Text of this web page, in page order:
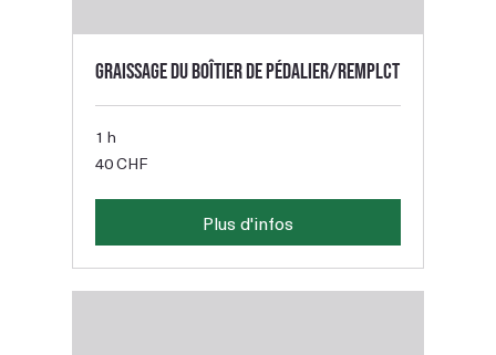
Graissage du boîtier de pédalier/remplct
1 h
40
francs
40 CHF
Plus d'infos